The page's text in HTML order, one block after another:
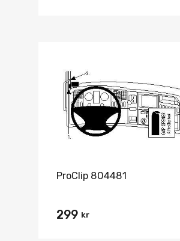
ProClip 804481
299 kr